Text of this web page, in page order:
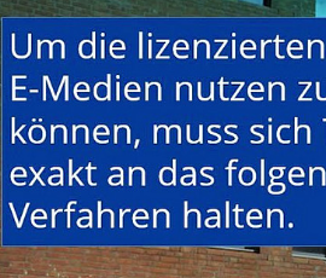
möchten Sie
an den
aktivieren.